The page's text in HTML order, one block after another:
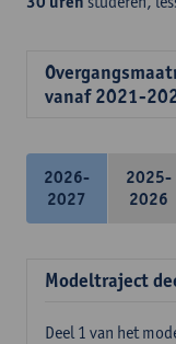
vanaf 2021-
2026-
2027
2025-
2026
Modeltraject
Deel 1 van het